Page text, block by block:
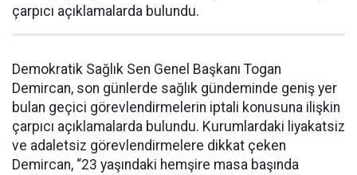
çarpıcı açıklamalarda bulundu.
Demokratik Sağlık Sen Genel Başkanı Togan
Demircan, son günlerde sağlık gündeminde geniş yer
bulan geçici görevlendirmelerin iptali konusuna ilişkin
çarpıcı açıklamalarda bulundu. Kurumlardaki liyakatsiz
ve adaletsiz görevlendirmelere dikkat çeken
Demircan, “23 yaşındaki hemşire masa başında